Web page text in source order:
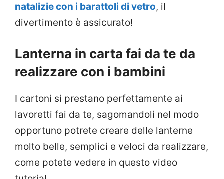
natalizie con i barattoli di vetro, il
divertimento è assicurato!
Lanterna in carta fai da te da
realizzare con i bambini
I cartoni si prestano perfettamente ai
lavoretti fai da te, sagomandoli nel modo
opportuno potrete creare delle lanterne
molto belle, semplici e veloci da realizzare,
come potete vedere in questo video